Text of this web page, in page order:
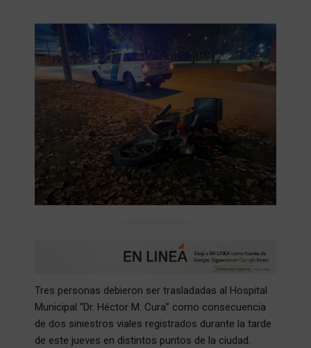
Tres personas debieron ser trasladadas al Hospital
Municipal “Dr. Héctor M. Cura” como consecuencia
de dos siniestros viales registrados durante la tarde
de este jueves en distintos puntos de la ciudad.